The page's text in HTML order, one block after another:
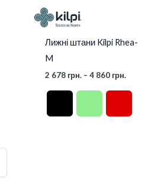
Лижні штани Kilpi Rhea-
M
2 678 грн. – 4 860 грн.